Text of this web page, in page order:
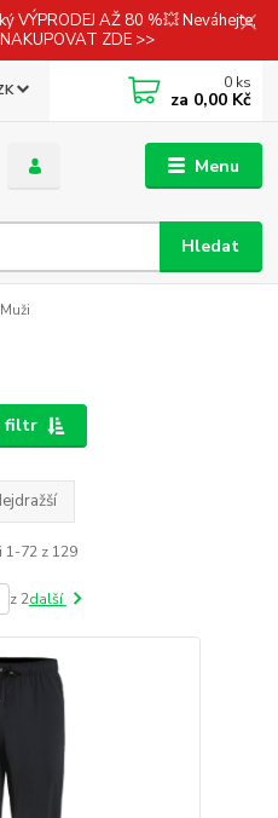
VÝPRODEJ AŽ 80 %💥 Neváhejte,
ZDE >>
Menu
Hledat
0 ks
za 0,00 Kč
Muži
filtr
1-72 z 129
z 2další